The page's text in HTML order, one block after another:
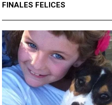
FINALES FELICES